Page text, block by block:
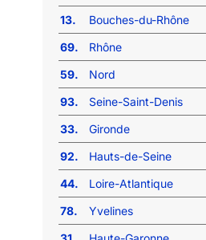
13.
Bouches-du-Rhône
69.
Rhône
59.
Nord
93.
Seine-Saint-Denis
33.
Gironde
92.
Hauts-de-Seine
44.
Loire-Atlantique
78.
Yvelines